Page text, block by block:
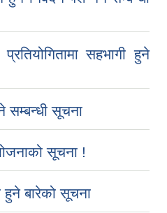
सहभागी हुने
सम्बन्धी सूचना
सूचना !
हुने बारेको सूचना